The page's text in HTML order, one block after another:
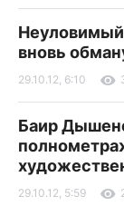
вновь
29.10.12, 6:10
Баир
29.10.12, 5:59